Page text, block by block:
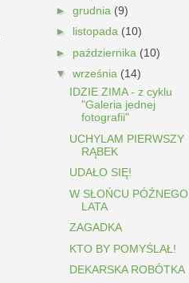
► grudnia (9)
► listopada (10)
► października (10)
▼ września (14)
IDZIE ZIMA - z cyklu
"Galeria jednej
fotografii"
UCHYLAM PIERWSZY
RĄBEK
UDAŁO SIĘ!
W SŁOŃCU PÓŹNEGO
LATA
ZAGADKA
KTO BY POMYŚLAŁ!
DEKARSKA ROBÓTKA